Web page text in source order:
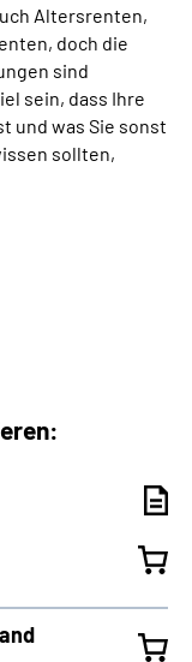
Altersrenten,
doch die
sind
sein, dass Ihre
und was Sie sonst
sollten,